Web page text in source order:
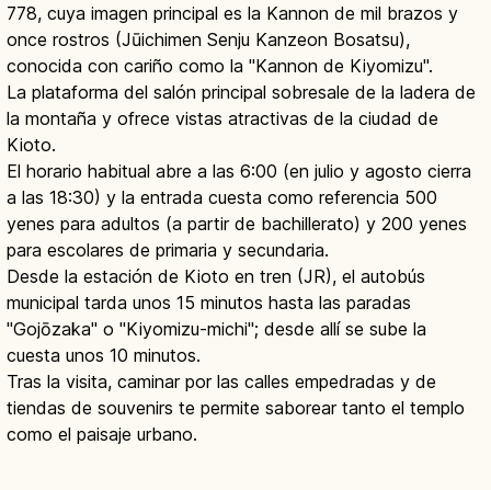
778, cuya imagen principal es la Kannon de mil brazos y
once rostros (Jūichimen Senju Kanzeon Bosatsu),
conocida con cariño como la "Kannon de Kiyomizu".
La plataforma del salón principal sobresale de la ladera de
la montaña y ofrece vistas atractivas de la ciudad de
Kioto.
El horario habitual abre a las 6:00 (en julio y agosto cierra
a las 18:30) y la entrada cuesta como referencia 500
yenes para adultos (a partir de bachillerato) y 200 yenes
para escolares de primaria y secundaria.
Desde la estación de Kioto en tren (JR), el autobús
municipal tarda unos 15 minutos hasta las paradas
"Gojōzaka" o "Kiyomizu-michi"; desde allí se sube la
cuesta unos 10 minutos.
Tras la visita, caminar por las calles empedradas y de
tiendas de souvenirs te permite saborear tanto el templo
como el paisaje urbano.
Kiyomizu-dera en Kioto: qué ver,